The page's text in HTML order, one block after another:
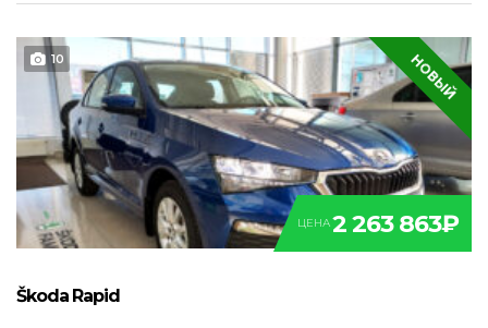
10 НОВЫЙ
ЦЕНА2 263 863₽
Škoda Rapid